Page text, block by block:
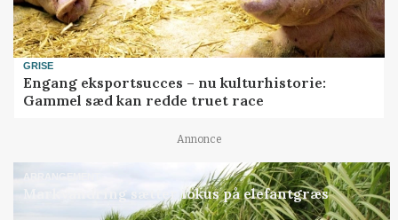
GRISE
Engang eksportsucces – nu kulturhistorie:
Gammel sæd kan redde truet race
Annonce
ARRANGEMENT
Markvandring sætter fokus på elefantgræs